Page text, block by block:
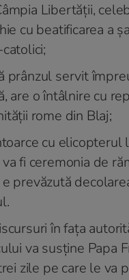
Libertății,
cu beatificarea a
prânzul servit
are o întâlnire cu
rome din Blaj;
cu elicopterul
fi ceremonia de
prevăzută
în fața
va susține Papa
zile pe care le va